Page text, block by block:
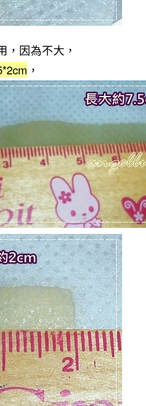
，因為不大，
，